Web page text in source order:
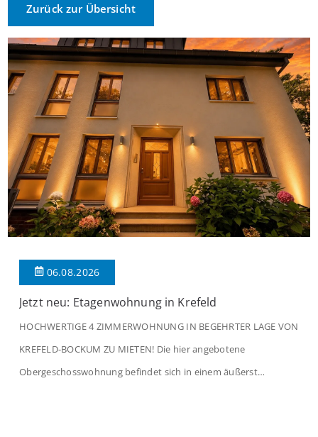
Zurück zur Übersicht
06.08.2026
Jetzt neu: Etagenwohnung in Krefeld
HOCHWERTIGE 4 ZIMMERWOHNUNG IN BEGEHRTER LAGE VON
KREFELD-BOCKUM ZU MIETEN! Die hier angebotene
Obergeschosswohnung befindet sich in einem äußerst